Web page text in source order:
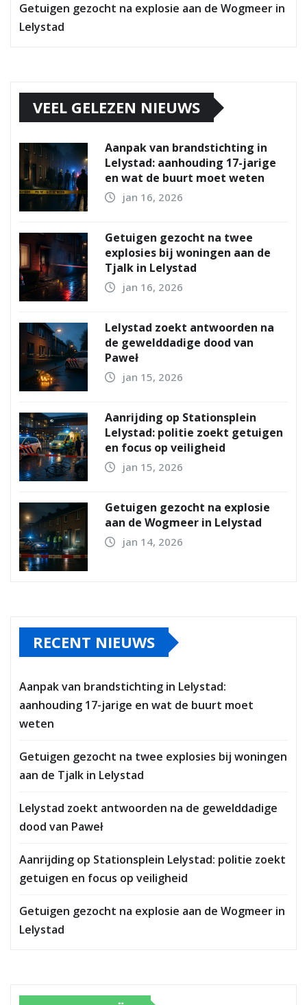
Getuigen gezocht na explosie aan de Wogmeer in
Lelystad
VEEL GELEZEN NIEUWS
Aanpak van brandstichting in
Lelystad: aanhouding 17-jarige
en wat de buurt moet weten
jan 16, 2026
Getuigen gezocht na twee
explosies bij woningen aan de
Tjalk in Lelystad
jan 16, 2026
Lelystad zoekt antwoorden na
de gewelddadige dood van
Paweł
jan 15, 2026
Aanrijding op Stationsplein
Lelystad: politie zoekt getuigen
en focus op veiligheid
jan 15, 2026
Getuigen gezocht na explosie
aan de Wogmeer in Lelystad
jan 14, 2026
RECENT NIEUWS
Aanpak van brandstichting in Lelystad:
aanhouding 17-jarige en wat de buurt moet
weten
Getuigen gezocht na twee explosies bij woningen
aan de Tjalk in Lelystad
Lelystad zoekt antwoorden na de gewelddadige
dood van Paweł
Aanrijding op Stationsplein Lelystad: politie zoekt
getuigen en focus op veiligheid
Getuigen gezocht na explosie aan de Wogmeer in
Lelystad